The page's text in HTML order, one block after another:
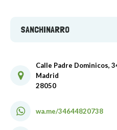
SANCHINARRO
Calle Padre Dominicos,
Madrid
28050
wa.me/34644820738